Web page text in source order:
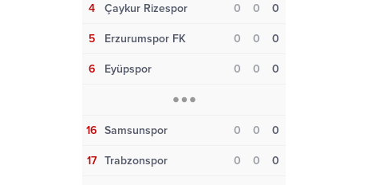
4 Çaykur Rizespor 0 0 0
5 Erzurumspor FK 0 0 0
6 Eyüpspor 0 0 0
16 Samsunspor 0 0 0
17 Trabzonspor 0 0 0